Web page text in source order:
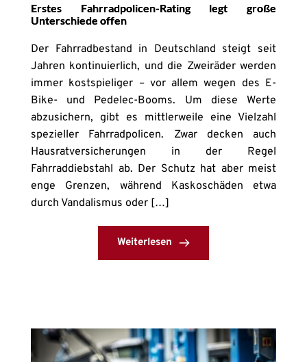
Erstes Fahrradpolicen-Rating legt große
Unterschiede offen
Der Fahrradbestand in Deutschland steigt seit
Jahren kontinuierlich, und die Zweiräder werden
immer kostspieliger – vor allem wegen des E-
Bike- und Pedelec-Booms. Um diese Werte
abzusichern, gibt es mittlerweile eine Vielzahl
spezieller Fahrradpolicen. Zwar decken auch
Hausratversicherungen in der Regel
Fahrraddiebstahl ab. Der Schutz hat aber meist
enge Grenzen, während Kaskoschäden etwa
durch Vandalismus oder […]
Weiterlesen